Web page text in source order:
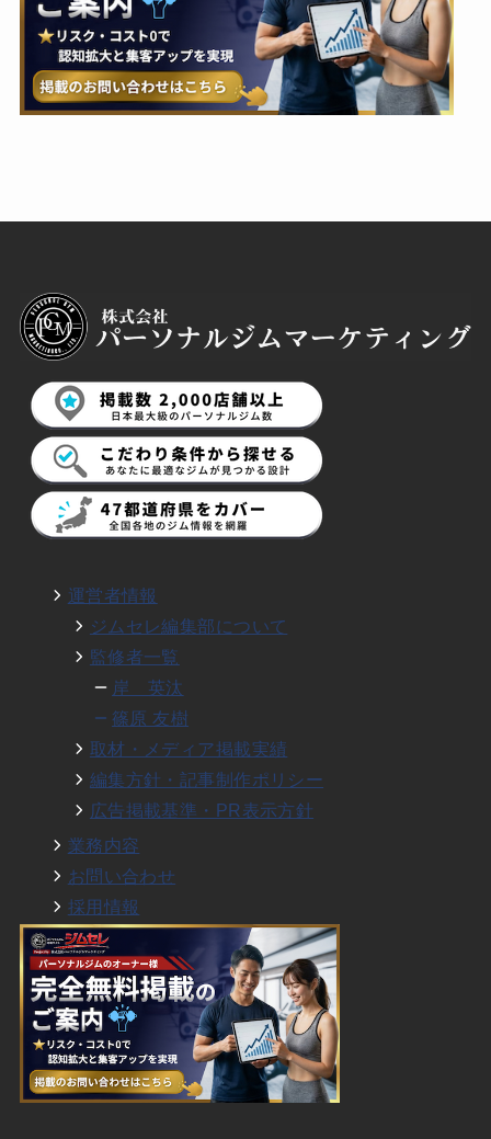
運営者情報
ジムセレ編集部について
監修者一覧
岸 英汰
篠原 友樹
取材・メディア掲載実績
編集方針・記事制作ポリシー
広告掲載基準・PR表示方針
業務内容
お問い合わせ
採用情報